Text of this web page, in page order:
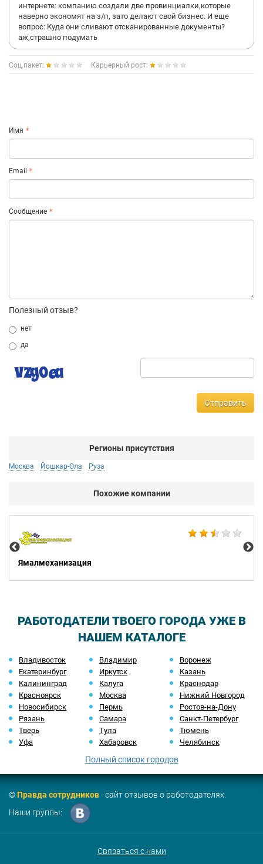
интернете: компанию создали две провинциалки,которые
наверно экономят на з/п, зато делают свой бизнес. И еще
вопрос: Куда они сливают отсканированные документы?
аж,страшно подумать
Соц.пакет: Карьерный рост:
Имя
Email
Сообщение
Полезный отзыв?
нет
да
Отправить
Регионы присутствия
Москва Йошкар-Ола Руза
Похожие компании
Ямалмеханизация
РАБОТОДАТЕЛИ ТВОЕГО ГОРОДА УЖЕ В
НАШЕМ КАТАЛОГЕ
Владивосток Владимир
Воронеж
Екатеринбург
Иркутск
Казань
Калининград
Калуга
Краснодар
Красноярск
Москва
Нижний Новгород
Новосибирск
Пермь
Ростов-на-Дону
Рязань
Самара
Санкт-Петербург
Тверь
Тула
Тюмень
Уфа
Хабаровск Челябинск
Полный список городов
©Правда сотрудников- сайт отзывов о работодателях.
Наши группы:
Связаться с нами